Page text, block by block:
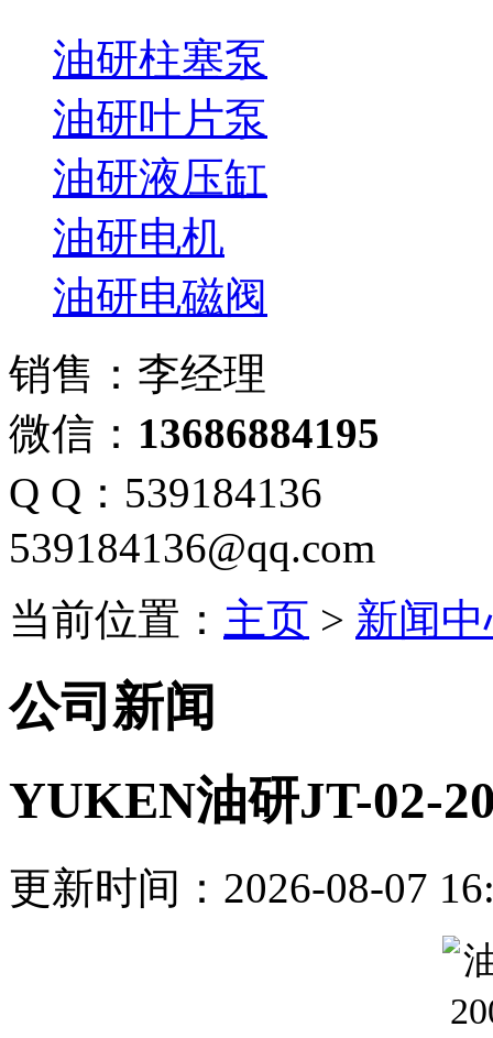
油研柱塞泵
油研叶片泵
油研液压缸
油研电机
油研电磁阀
销售：李经理
微信： 13686884195
Q Q：539184136
539184136@qq.com
当前位置： 主页 > 新闻
公司新闻
YUKEN油研JT-02-
更新时间：2026-08-07